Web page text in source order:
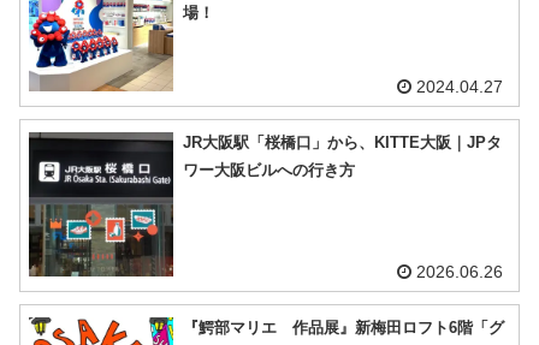
場！
2024.04.27
JR大阪駅「桜橋口」から、KITTE大阪｜JPタ
ワー大阪ビルへの行き方
2026.06.26
『鰐部マリエ 作品展』新梅田ロフト6階「グ